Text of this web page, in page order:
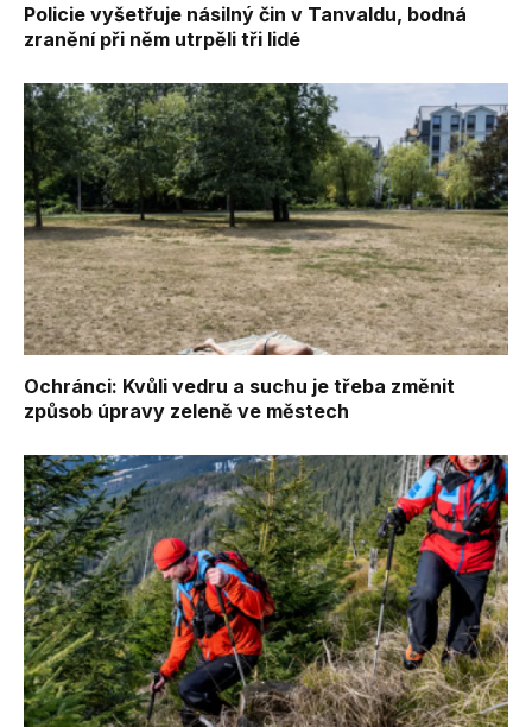
Policie vyšetřuje násilný čin v Tanvaldu, bodná
zranění při něm utrpěli tři lidé
Ochránci: Kvůli vedru a suchu je třeba změnit
způsob úpravy zeleně ve městech